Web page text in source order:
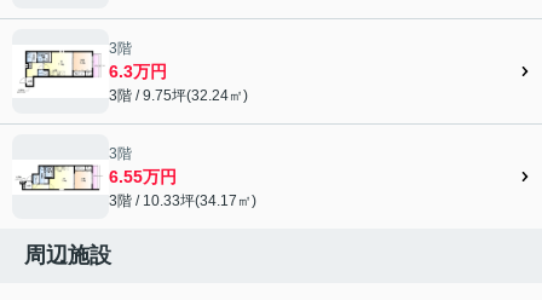
3階
6.3万円
3階 / 9.75坪(32.24㎡)
3階
6.55万円
3階 / 10.33坪(34.17㎡)
周辺施設